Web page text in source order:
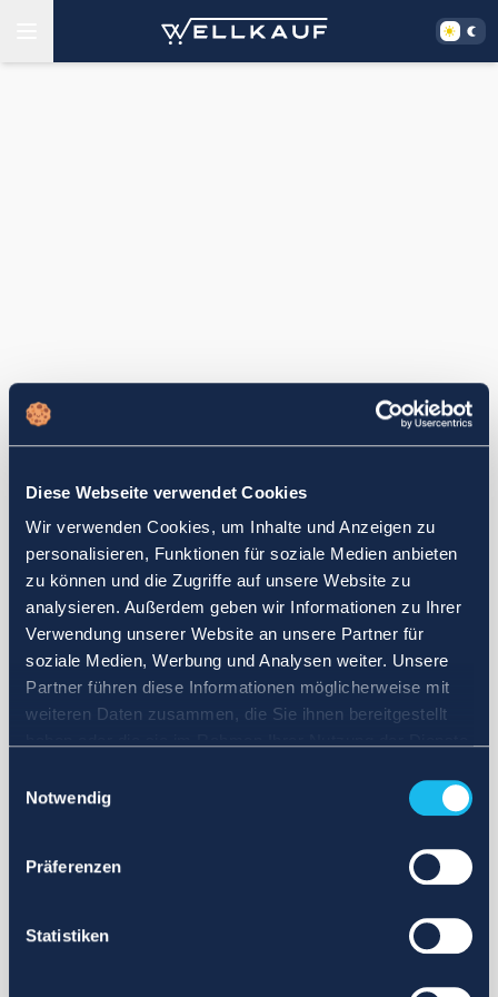
Diese Webseite verwendet Cookies
Wir verwenden Cookies, um Inhalte und Anzeigen zu
personalisieren, Funktionen für soziale Medien anbieten
zu können und die Zugriffe auf unsere Website zu
analysieren. Außerdem geben wir Informationen zu Ihrer
Verwendung unserer Website an unsere Partner für
soziale Medien, Werbung und Analysen weiter. Unsere
Partner führen diese Informationen möglicherweise mit
weiteren Daten zusammen, die Sie ihnen bereitgestellt
Notwendig
Präferenzen
Statistiken